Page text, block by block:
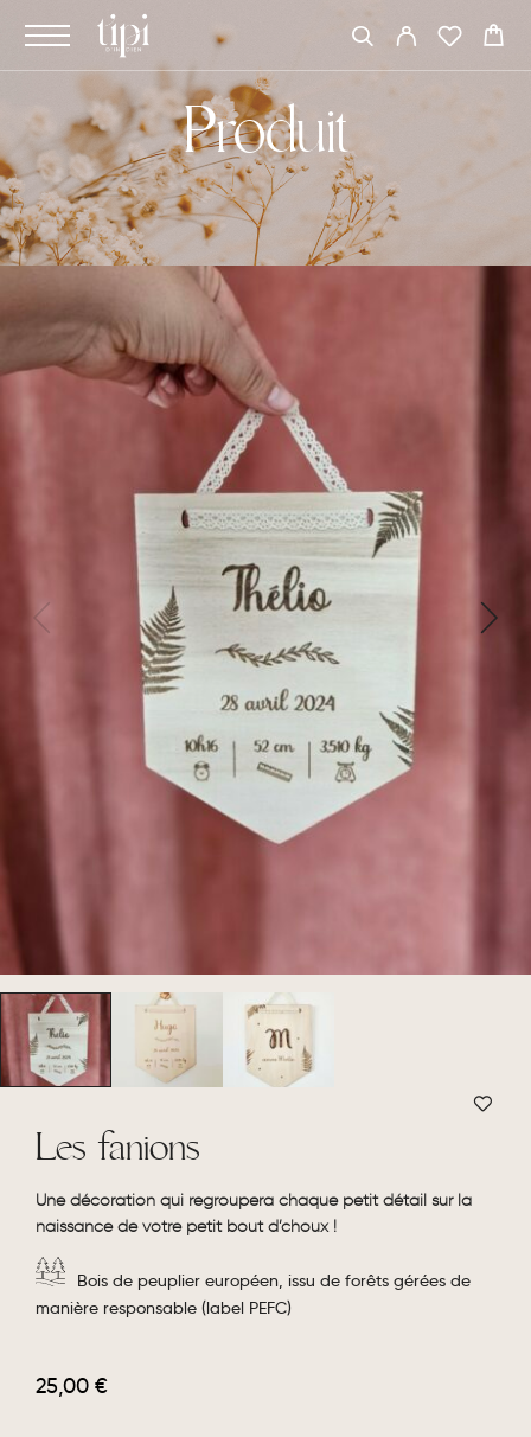
Produit
Les fanions
Une décoration qui regroupera chaque petit détail sur la
naissance de votre petit bout d’choux !
Bois de peuplier européen, issu de forêts gérées de
manière responsable (label PEFC)
25,00 €